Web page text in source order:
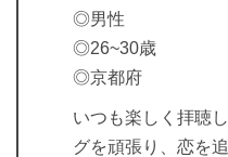
◎男性
◎26~30歳
◎京都府
いつも楽しく拝聴
グを頑張り、恋を